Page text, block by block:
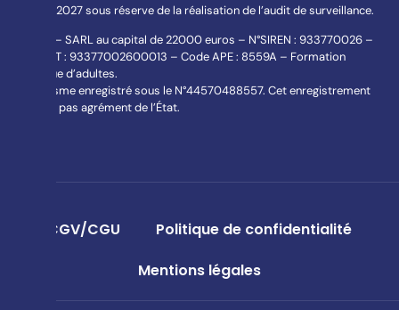
08/09/2027 sous réserve de la réalisation de l’audit de surveillance.
JACEF – SARL au capital de 22000 euros – N°SIREN : 933770026 –
N° SIRET : 93377002600013 – Code APE : 8559A – Formation
continue d’adultes.
Organisme enregistré sous le N°44570488557. Cet enregistrement
ne vaut pas agrément de l’État.
CGV/CGU
Politique de confidentialité
Mentions légales